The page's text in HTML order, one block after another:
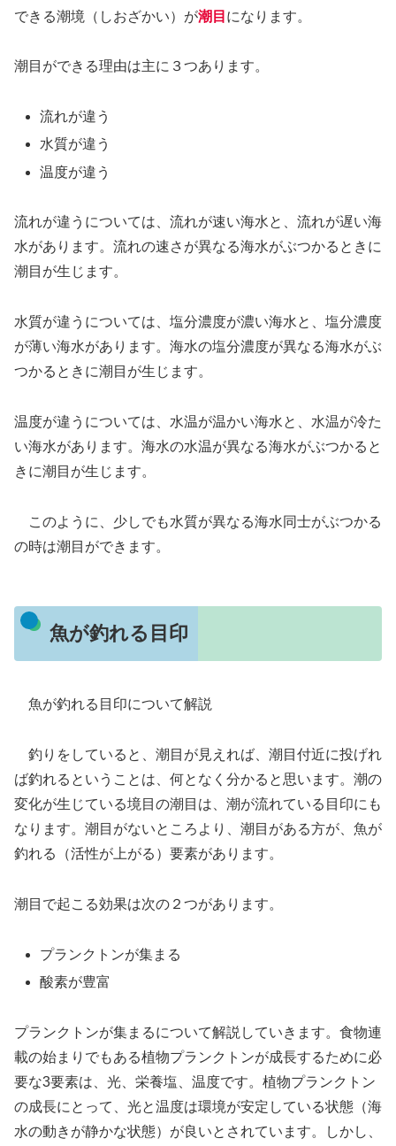
できる潮境（しおざかい）が潮目 になります。
潮目ができる理由は主に３つあります。
流れが違う
水質が違う
温度が違う
流れが違うについては、流れが速い海水と、流れが遅い海
水があります。流れの速さが異なる海水がぶつかるときに
潮目が生じます。
水質が違うについては、塩分濃度が濃い海水と、塩分濃度
が薄い海水があります。海水の塩分濃度が異なる海水がぶ
つかるときに潮目が生じます。
温度が違うについては、水温が温かい海水と、水温が冷た
い海水があります。海水の水温が異なる海水がぶつかると
きに潮目が生じます。
このように、少しでも水質が異なる海水同士がぶつかる
の時は潮目ができます。
魚が釣れる目印
魚が釣れる目印について解説
釣りをしていると、潮目が見えれば、潮目付近に投げれ
ば釣れるということは、何となく分かると思います。潮の
変化が生じている境目の潮目は、潮が流れている目印にも
なります。潮目がないところより、潮目がある方が、魚が
釣れる（活性が上がる）要素があります。
潮目で起こる効果は次の２つがあります。
プランクトンが集まる
酸素が豊富
プランクトンが集まるについて解説していきます。食物連
載の始まりでもある植物プランクトンが成長するために必
要な3要素は、光、栄養塩、温度です。植物プランクトン
の成長にとって、光と温度は環境が安定している状態（海
水の動きが静かな状態）が良いとされています。しかし、